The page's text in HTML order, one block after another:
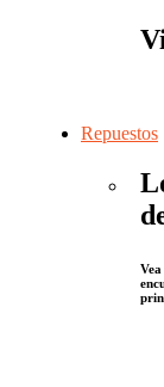
Repuestos